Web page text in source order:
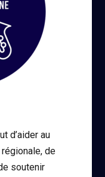
d’aider au
de
soutenir